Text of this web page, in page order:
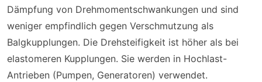
Dämpfung von Drehmomentschwankungen und sind
weniger empfindlich gegen Verschmutzung als
Balgkupplungen. Die Drehsteifigkeit ist höher als bei
elastomeren Kupplungen. Sie werden in Hochlast-
Antrieben (Pumpen, Generatoren) verwendet.